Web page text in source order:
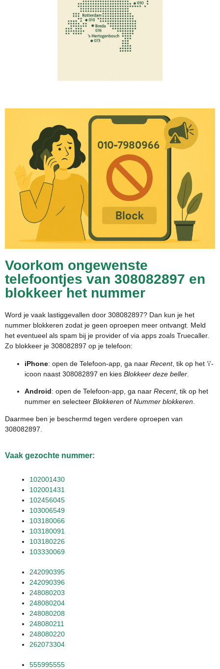
Voorkom ongewenste
telefoontjes van 308082897 en
blokkeer het nummer
Word je vaak lastiggevallen door 308082897? Dan kun je het
nummer blokkeren zodat je geen oproepen meer ontvangt. Meld
het eventueel als spam bij je provider of via apps zoals Truecaller.
Zo blokkeer je 308082897 op je telefoon:
iPhone: open de Telefoon-app, ga naar Recent, tik op het ‘i’-
icoon naast 308082897 en kies Blokkeer deze beller
Android: open de Telefoon-app, ga naar Recent, tik op het
nummer en selecteer Blokkeren of Nummer blokkeren
Daarmee ben je beschermd tegen verdere oproepen van
308082897.
Vaak gezochte nummer:
102001430
102001431
102456045
103006549
103180066
103180091
103180226
103330069
242090395
242090396
248080203
248080204
248080208
248080211
248080220
262073304
555995555